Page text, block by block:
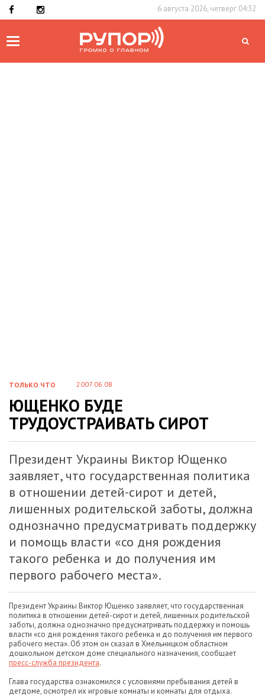
6 августа 2026, четверг 04:32
Toggle
ТОЛЬКО ЧТО 2007.06.08
ЮЩЕНКО БУДЕ
ТРУДОУСТРАИВАТЬ СИРОТ
Президент Украины Виктор Ющенко
заявляет, что государственная политика
в отношении детей-сирот и детей,
лишенных родительской заботы, должна
однозначно предусматривать поддержку
и помощь власти «со дня рождения
такого ребенка и до получения им
первого рабочего места».
Президент Украины Виктор Ющенко заявляет, что государственная
политика в отношении детей-сирот и детей, лишенных родительской
заботы, должна однозначно предусматривать поддержку и помощь
власти «со дня рождения такого ребенка и до получения им первого
рабочего места». Об этом он сказал в Хмельницком областном
дошкольном детском доме специального назначения, сообщает
пресс-служба президента.
Глава государства ознакомился с условиями пребывания детей в
детдоме, осмотрел их игровые комнаты и комнаты для отдыха.